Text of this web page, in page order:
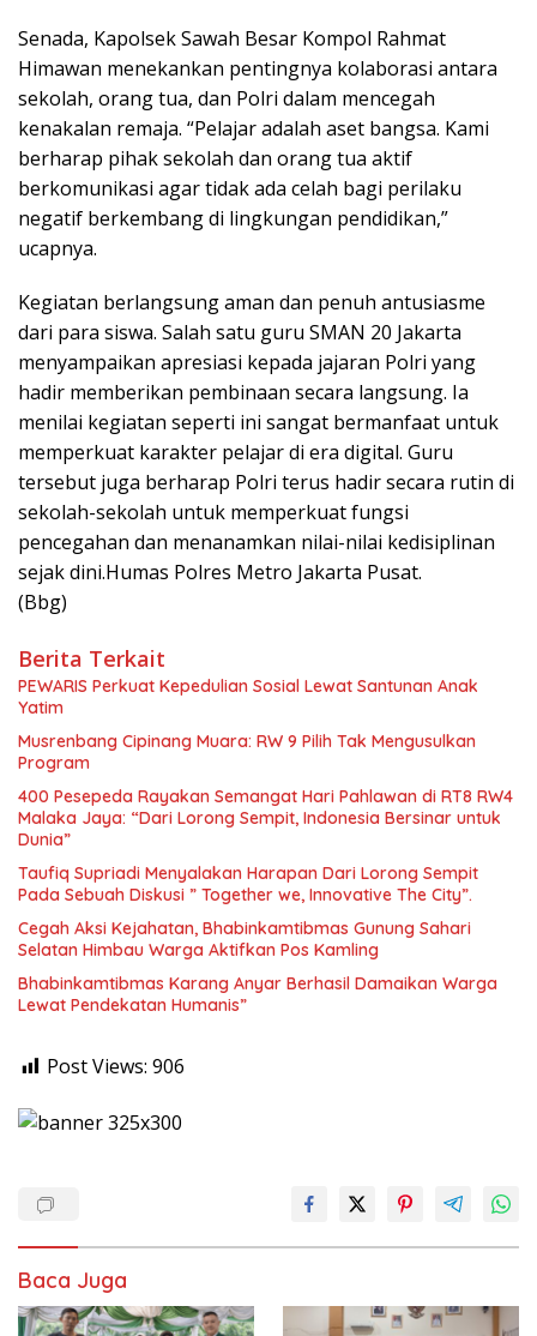
Senada, Kapolsek Sawah Besar Kompol Rahmat
Himawan menekankan pentingnya kolaborasi antara
sekolah, orang tua, dan Polri dalam mencegah
kenakalan remaja. “Pelajar adalah aset bangsa. Kami
berharap pihak sekolah dan orang tua aktif
berkomunikasi agar tidak ada celah bagi perilaku
negatif berkembang di lingkungan pendidikan,”
ucapnya.
Kegiatan berlangsung aman dan penuh antusiasme
dari para siswa. Salah satu guru SMAN 20 Jakarta
menyampaikan apresiasi kepada jajaran Polri yang
hadir memberikan pembinaan secara langsung. Ia
menilai kegiatan seperti ini sangat bermanfaat untuk
memperkuat karakter pelajar di era digital. Guru
tersebut juga berharap Polri terus hadir secara rutin di
sekolah-sekolah untuk memperkuat fungsi
pencegahan dan menanamkan nilai-nilai kedisiplinan
sejak dini.Humas Polres Metro Jakarta Pusat.
(Bbg)
Berita Terkait
PEWARIS Perkuat Kepedulian Sosial Lewat Santunan Anak
Yatim
Musrenbang Cipinang Muara: RW 9 Pilih Tak Mengusulkan
Program
400 Pesepeda Rayakan Semangat Hari Pahlawan di RT8 RW4
Malaka Jaya: “Dari Lorong Sempit, Indonesia Bersinar untuk
Dunia”
Taufiq Supriadi Menyalakan Harapan Dari Lorong Sempit
Pada Sebuah Diskusi ” Together we, Innovative The City”.
Cegah Aksi Kejahatan, Bhabinkamtibmas Gunung Sahari
Selatan Himbau Warga Aktifkan Pos Kamling
Bhabinkamtibmas Karang Anyar Berhasil Damaikan Warga
Lewat Pendekatan Humanis”
Post Views: 906
Baca Juga